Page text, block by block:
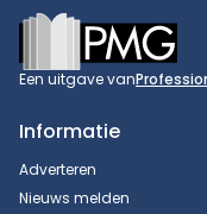
Footer
Een uitgave van
Informatie
Adverteren
Nieuws melden